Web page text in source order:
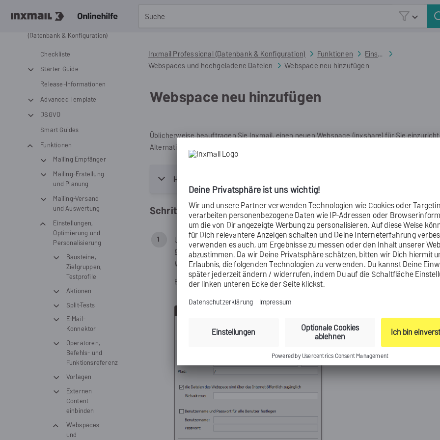
(Datenbank & Konfiguration)
Checkliste
Starter Guide
Release-Informationen
Advanced Template
DSGVO
Smart Guides
Funktionen
Mailing Empfänger
Mailing-Erstellung
und Planung
Mailing-Versand
und Auswertung
Einstellungen,
Optimierung und
Personalisierung
Bausteine,
Zielgruppen,
Testprofile
Aktionen
Split-Tests
E-Mail-
Konnektor
Operatoren,
Befehls- und
Funktionsreferenz
Vorlagen
Externen
Content
einbinden
Webspaces
und
Inxmail Professional (Datenbank & Konfiguration) >Funktionen > Einstellungen, Optimierung und Personalisierung >
Webspaces und hochgeladene Dateien >Webspace neu hinzufügen
Webspace neu hinzufügen
Üblicherweise beauftragen Sie Inxmail, einen neuen Webspace (inxshare) für Sie
Alternativ können Sie auch einen eigenen Webspace in Inxmail Professional verwenden.
Hintergründe zum Einrichten von eigenen Webspaces
Schritt für Schritt
Um das DialogfensterWebspace neu einrichtenzu öffnen, klicken Sie im Reiter (
Einstellungen) > Agent Dateien & Webseiten> ReiterWebspacesauf die
Webspace neu hinzufügen).
Ein Dialogfenster wird angezeigt.